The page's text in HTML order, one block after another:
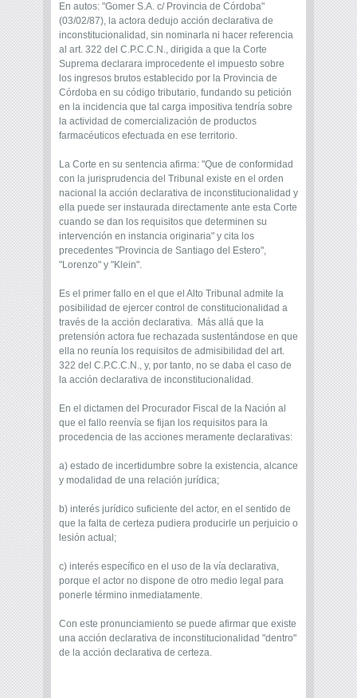
En autos: "Gomer S.A. c/ Provincia de Córdoba"
(03/02/87), la actora dedujo acción declarativa de
inconstitucionalidad, sin nominarla ni hacer referencia
al art. 322 del C.P.C.C.N., dirigida a que la Corte
Suprema declarara improcedente el impuesto sobre
los ingresos brutos establecido por la Provincia de
Córdoba ­en su código tributario­, fundando su petición
en la incidencia que tal carga impositiva tendría sobre
la actividad de comercialización de productos
farmacéuticos efectuada en ese territorio.
La Corte en su sentencia afirma: "Que de conformidad
con la jurisprudencia del Tribunal existe en el orden
nacional la acción declarativa de inconstitucionalidad y
ella puede ser instaurada directamente ante esta Corte
cuando se dan los requisitos que determinen su
intervención en instancia originaria" ­y cita los
precedentes "Provincia de Santiago del Estero",
"Lorenzo" y "Klein".
Es el primer fallo en el que el Alto Tribunal admite la
posibilidad de ejercer control de constitucionalidad a
través de la acción declarativa. Más allá que la
pretensión actora fue rechazada sustentándose en que
ella no reunía los requisitos de admisibilidad del art.
322 del C.P.C.C.N., y, por tanto, no se daba el caso de
la acción declarativa de inconstitucionalidad.
En el dictamen del Procurador Fiscal de la Nación ­al
que el fallo reenvía­ se fijan los requisitos para la
procedencia de las acciones meramente declarativas:
a) estado de incertidumbre sobre la existencia, alcance
y modalidad de una relación jurídica;
b) interés jurídico suficiente del actor, en el sentido de
que la falta de certeza pudiera producirle un perjuicio o
lesión actual;
c) interés específico en el uso de la vía declarativa,
porque el actor no dispone de otro medio legal para
ponerle término inmediatamente.
Con este pronunciamiento se puede afirmar que existe
una acción declarativa de inconstitucionalidad "dentro"
de la acción declarativa de certeza.